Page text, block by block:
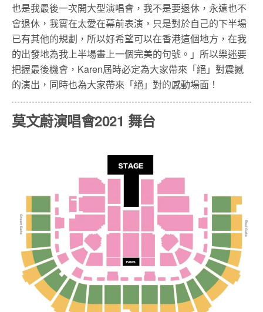
也是我最後一次開大型演唱會，我不是要退休，永遠也不
會退休，我實在太愛在幕前表演，只是對於自己的下半場
已有其他的規劃，所以好希望可以在香港這個地方，在我
的出發地為我上半場畫上一個完美的句號。」所以樂迷要
把握最後機會，Karen屆時必定為大家帶來「絕」對震撼
的演出，同時也為大家帶來「絕」對的感動場面！
莫文蔚演唱會2021 舞台